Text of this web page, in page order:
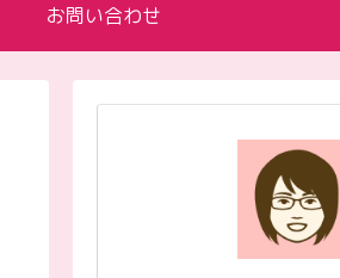
お問い合わせ